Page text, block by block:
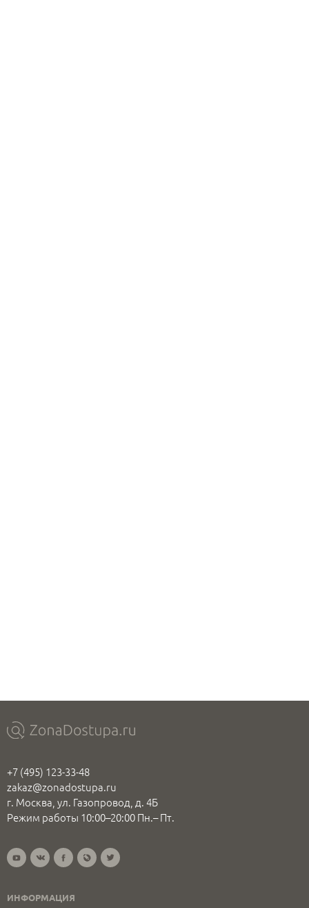
+7 (495) 123-33-48
zakaz@zonadostupa.ru
г. Москва, ул. Газопровод, д. 4Б
Режим работы 10:00–20:00 Пн.– Пт.
ИНФОРМАЦИЯ